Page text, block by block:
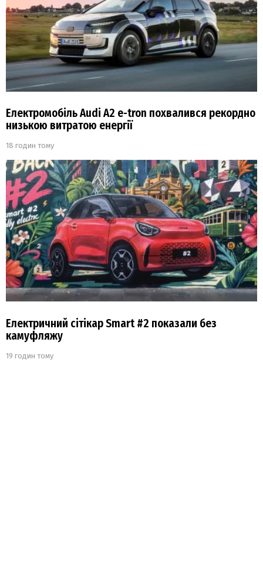
Електромобіль Audi A2 e-tron похвалився рекордно
низькою витратою енергії
18 годин тому
Електричний сітікар Smart #2 показали без
камуфляжу
19 годин тому